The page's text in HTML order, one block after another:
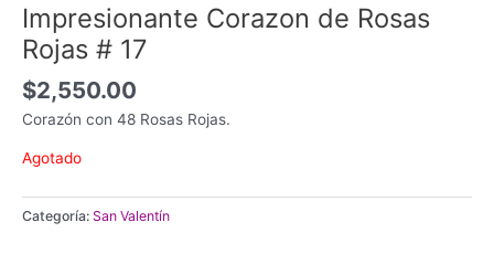
Impresionante Corazon de Rosas
Rojas # 17
$2,550.00
Corazón con 48 Rosas Rojas.
Agotado
Categoría: San Valentín